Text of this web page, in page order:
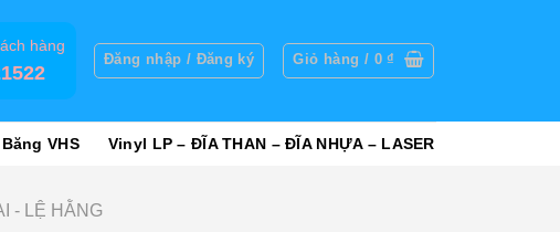
hàng
Đăng nhập / Đăng ký Giỏ hàng / 0₫
Băng VHS Vinyl LP – ĐĨA THAN – ĐĨA NHỰA – LASER
- LỆ HẰNG